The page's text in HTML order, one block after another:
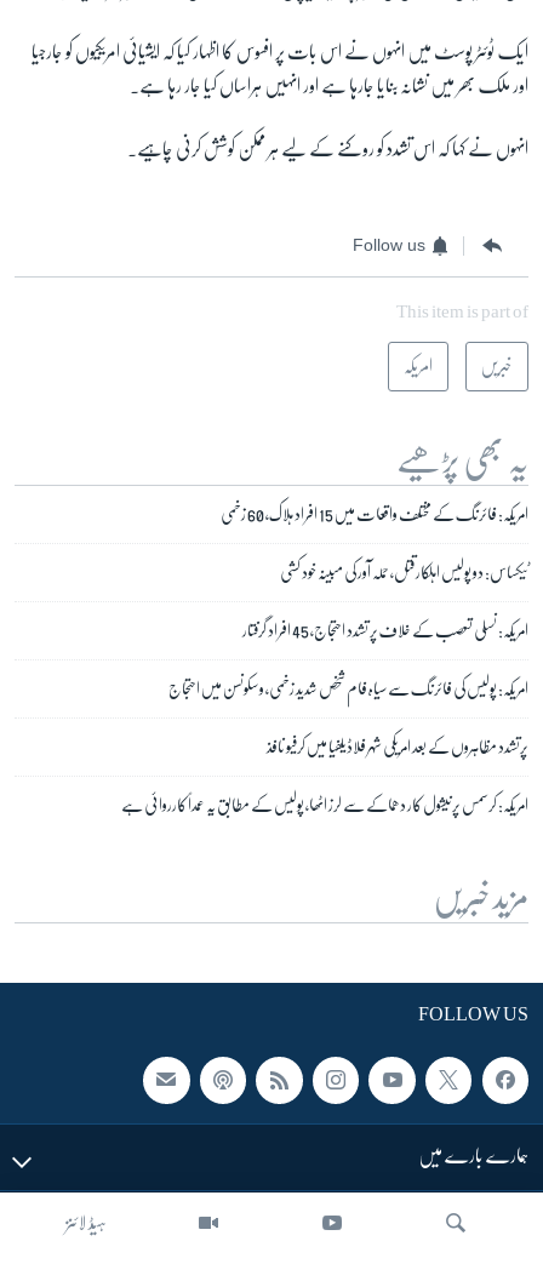
ہیڈ لائنز
ایک ٹوئٹر پوسٹ میں انہوں نے اس بات پر افسوس کا اظہار کیا کہ ایشیائی امریکیوں کو جارجیا
اور ملک بھر میں نشانہ بنایا جارہا ہے اور انہیں ہراساں کیا جار رہا ہے۔
انہوں نے کہا کہ اس تشدد کو روکنے کے لیے ہر ممکن کوشش کرنی چاہیے۔
Follow us
This item is part of
خبریں امریکہ
یہ بھی پڑھیے
امریکہ: فائرنگ کے مختلف واقعات میں 15 افراد ہلاک، 60 زخمی
ٹیکساس: دو پولیس اہلکار قتل، حملہ آور کی مبینہ خود کشی
امریکہ: نسلی تعصب کے خلاف پر تشدد احتجاج، 45 افراد گرفتار
امریکہ: پولیس کی فائرنگ سے سیاہ فام شخص شدید زخمی، وسکونسن میں احتجاج
پرتشدد مظاہروں کے بعد امریکی شہر فلاڈیلفیا میں کرفیو نافذ
امریکہ: کرسمس پر نیشول کار دھماکے سے لرز اٹھا، پولیس کے مطابق یہ عمداً کارروائی ہے
مزید خبریں
FOLLOW US
ہمارے بارے میں